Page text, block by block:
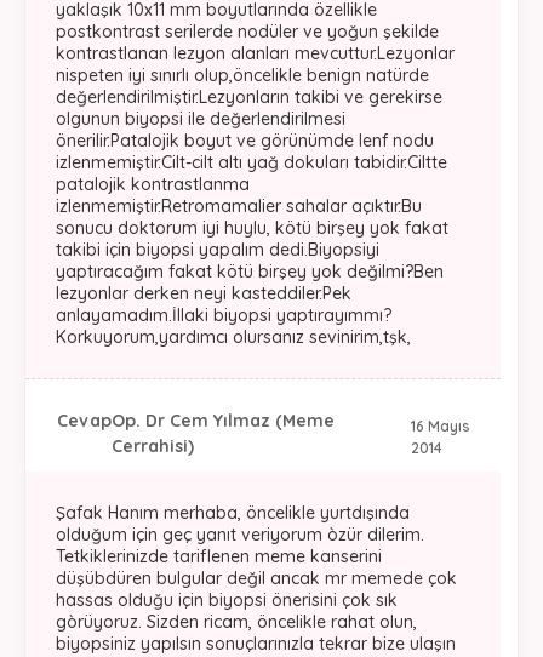
yaklaşık 10x11 mm boyutlarında özellikle
postkontrast serilerde nodüler ve yoğun şekilde
kontrastlanan lezyon alanları mevcuttur.Lezyonlar
nispeten iyi sınırlı olup,öncelikle benign natürde
değerlendirilmiştir.Lezyonların takibi ve gerekirse
olgunun biyopsi ile değerlendirilmesi
önerilir.Patalojik boyut ve görünümde lenf nodu
izlenmemiştir.Cilt-cilt altı yağ dokuları tabidir.Ciltte
patalojik kontrastlanma
izlenmemiştir.Retromamalier sahalar açıktır.Bu
sonucu doktorum iyi huylu, kötü birşey yok fakat
takibi için biyopsi yapalım dedi.Biyopsiyi
yaptıracağım fakat kötü birşey yok değilmi?Ben
lezyonlar derken neyi kasteddiler.Pek
anlayamadım.İllaki biyopsi yaptırayımmı?
Korkuyorum,yardımcı olursanız sevinirim,tşk,
16 Mayıs
2014
CevapOp. Dr Cem Yılmaz (Meme
Cerrahisi)
Şafak Hanım merhaba, öncelikle yurtdışında
olduğum için geç yanıt veriyorum òzür dilerim.
Tetkiklerinizde tariflenen meme kanserini
düşübdüren bulgular değil ancak mr memede çok
hassas olduğu için biyopsi önerisini çok sık
gòrüyoruz. Sizden ricam, öncelikle rahat olun,
biyopsiniz yapılsın sonuçlarınızla tekrar bize ulaşın